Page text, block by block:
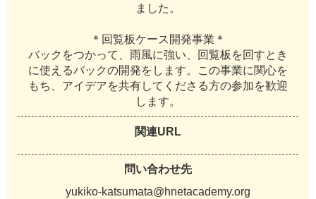
ま した 。
＊ 回 覧板ケース 開発事業 ＊
バッ ク をつかって 雨風に強い 回 覧板 を回すと き
に使 え るバッ クの開発を し ま す。 こ の事業に関心を
もち アイ デアを共有して く ださ る方の参加を歓迎
し ま す。
関連URL
問い合わせ先
yukiko-katsumata@hnetacademy.org